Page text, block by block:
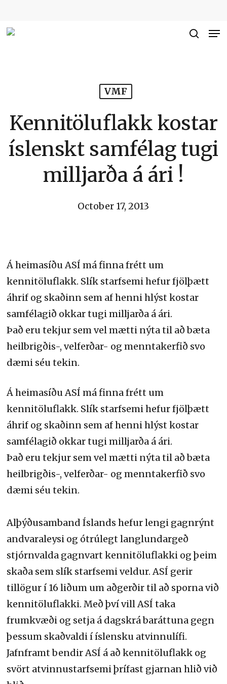
VMF
Kennitöluflakk kostar
íslenskt samfélag tugi
milljarða á ári !
October 17, 2013
Á heimasíðu ASÍ má finna frétt um
kennitöluflakk. Slík starfsemi hefur fjölþætt
áhrif og skaðinn sem af henni hlýst kostar
samfélagið okkar tugi milljarða á ári.
Það eru tekjur sem vel mætti nýta til að bæta
heilbrigðis-, velferðar- og menntakerfið svo
dæmi séu tekin.
Á heimasíðu ASÍ má finna frétt um
kennitöluflakk. Slík starfsemi hefur fjölþætt
áhrif og skaðinn sem af henni hlýst kostar
samfélagið okkar tugi milljarða á ári.
Það eru tekjur sem vel mætti nýta til að bæta
heilbrigðis-, velferðar- og menntakerfið svo
dæmi séu tekin.
Alþýðusamband Íslands hefur lengi gagnrýnt
andvaraleysi og ótrúlegt langlundargeð
stjórnvalda gagnvart kennitöluflakki og þeim
skaða sem slík starfsemi veldur. ASÍ gerir
tillögur í 16 liðum um aðgerðir til að sporna við
kennitöluflakki. Með því vill ASÍ taka
frumkvæði og setja á dagskrá baráttuna gegn
þessum skaðvaldi í íslensku atvinnulífi.
Jafnframt bendir ASÍ á að kennitöluflakk og
svört atvinnustarfsemi þrífast gjarnan hlið við
Close